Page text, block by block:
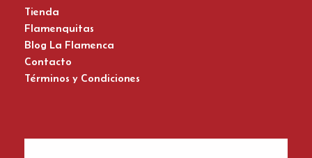
Tienda
Flamenquitas
Blog La Flamenca
Contacto
Términos y Condiciones
Zapatos del Flamenco